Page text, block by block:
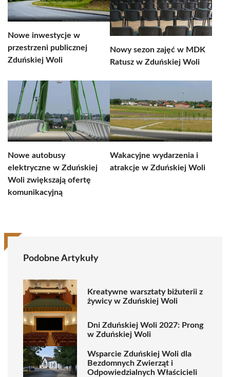
Nowe inwestycje w
przestrzeni publicznej
Zduńskiej Woli
Nowy sezon zajęć w MDK
Ratusz w Zduńskiej Woli
Nowe autobusy
elektryczne w Zduńskiej
Woli zwiększają ofertę
komunikacyjną
Wakacyjne wydarzenia i
atrakcje w Zduńskiej Woli
Podobne Artykuły
Kreatywne warsztaty biżuterii z
żywicy w Zduńskiej Woli
Dni Zduńskiej Woli 2027: Prong
w Zduńskiej Woli
Wsparcie Zduńskiej Woli dla
Bezdomnych Zwierząt i
Odpowiedzialnych Właścicieli